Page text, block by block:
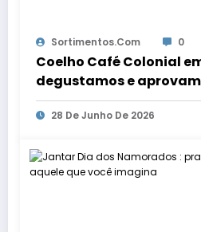
Sortimentos.com 0
Coelho Café Colonial
degustamos e
delicias
28 De Junho De 2026